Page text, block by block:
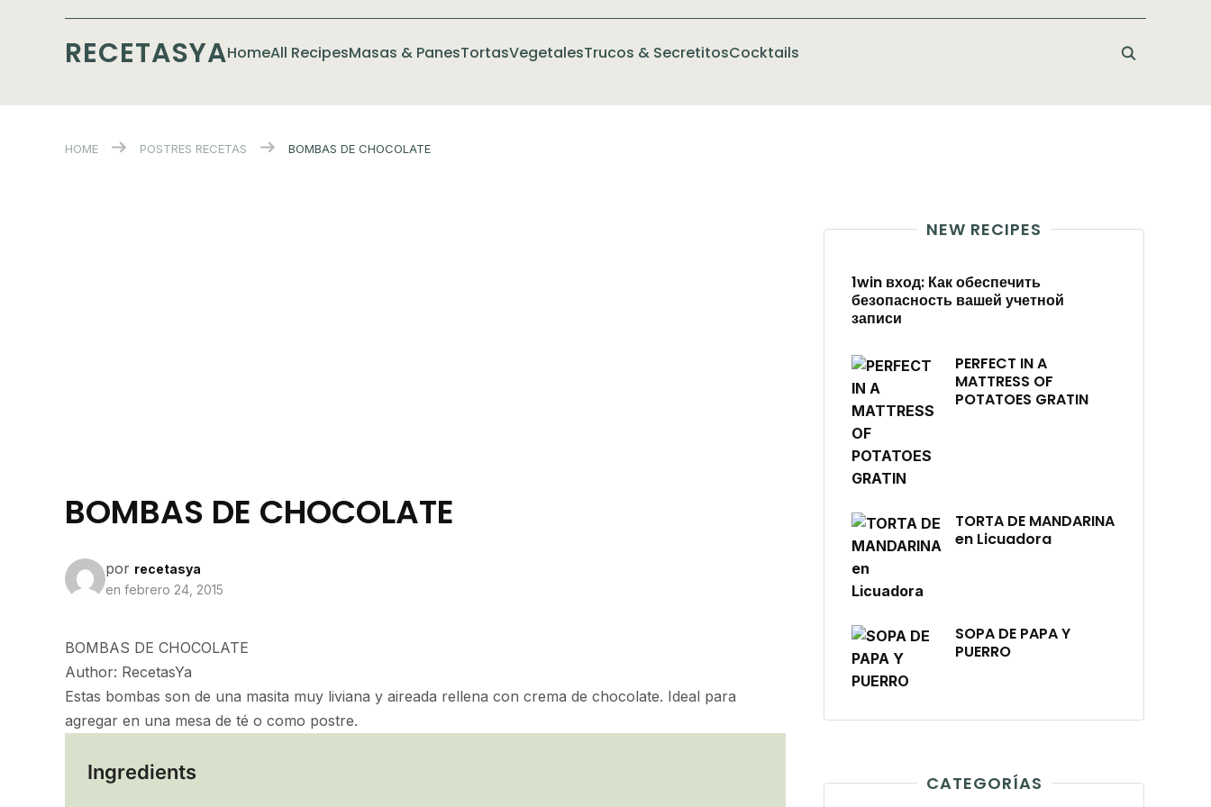
RECETASYAHomeAll RecipesMasas & PanesTortasVegetalesTrucos & SecretitosCocktails
HOME POSTRES RECETAS BOMBAS DE CHOCOLATE
BOMBAS DE CHOCOLATE
por recetasya
en febrero 24, 2015
BOMBAS DE CHOCOLATE
Author: RecetasYa
Estas bombas son de una masita muy liviana y aireada rellena con crema de chocolate. Ideal para
agregar en una mesa de té o como postre.
Ingredients
NEW RECIPES
1win вход: Как обеспечить
безопасность вашей учетной
записи
PERFECT IN A
MATTRESS OF
POTATOES GRATIN
TORTA DE MANDARINA
en Licuadora
SOPA DE PAPA Y
PUERRO
CATEGORÍAS